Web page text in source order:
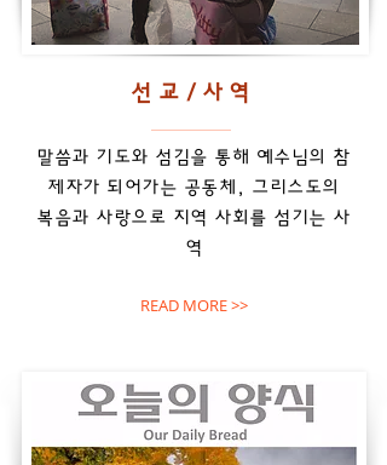
선교/사역
​말씀과 기도와 섬김을 통해 예수님의 참
제자가 되어가는 공동체,그리스도의
복음과 사랑으로 지역 사회를 섬기는 사
역
READ MORE >>